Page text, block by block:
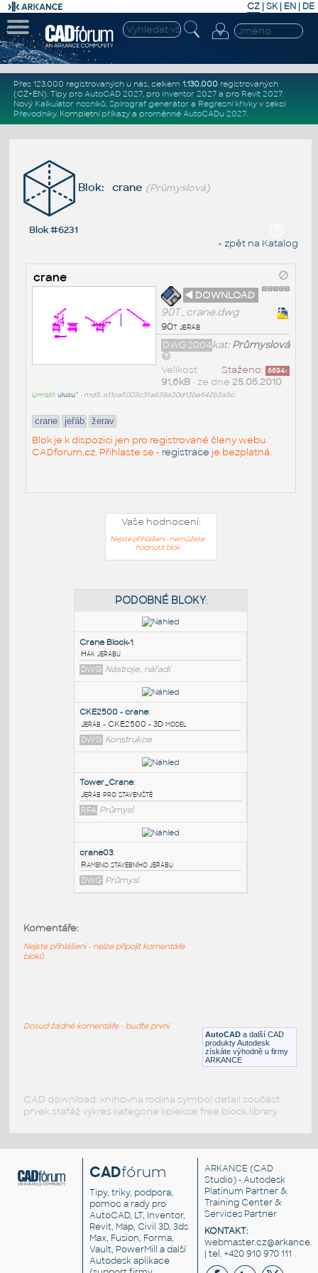
CZ | SK| EN | DE
Přes 123.000 registrovaných u nás, celkem 1.130.000registrovaných
(CZ+EN). Tipy pro AutoCAD 2027, pro Inventor 2027a pro Revit 2027.
Nový Kalkulátor nosníků, Spirograf generátor a Regresní křivkyv sekci
Převodníky. Kompletní příkazya proměnné AutoCADu 2027.
Blok: crane (Průmyslová)
Blok #6231
« zpět na Katalog
crane
◄ DOWNLOAD
90T_crane.dwg
90t jeřáb
kat:Průmyslová
DWG2004
Staženo: 6694x
Velikost
91,6kB• ze dne 25.05.2010
Umístil:ulusu^ • md5: a11ca5003c3fa638a30d13ba642b3a5c
crane jeřáb žerav
Blok je k dispozici jen pro registrované členy webu
CADforum.cz. Přihlaste se - registrace je bezplatná.
Vaše hodnocení:
Nejste přihlášeni - nemůžete
hodnotit blok
PODOBNÉ BLOKY
Crane Block-1:
DWG Nástroje, nářadí
CKE2500 - crane:
Jeřáb - CKE2500 - 3D model
DWG Konstrukce
RFA Průmysl
AutoCAD a další CAD
produkty Autodesk
získáte výhodně u firmy
ARKANCE
Komentáře:
Nejste přihlášeni - nelze připojit komentáře
bloků
Dosud žádné komentáře - buďte první
CAD download: knihovna rodina symbol detail součást
prvek stafáž výkres kategorie kolekce free block library
CADfórum
Tipy, triky, podpora,
pomoc a rady pro
AutoCAD, LT, Inventor,
Revit, Map, Civil 3D, 3ds
Max, Fusion, Forma,
Vault, PowerMill a další
Autodesk aplikace
ARKANCE (CAD
Studio) - Autodesk
Platinum Partner &
Training Center &
Services Partner
KONTAKT:
| tel. +420 910 970 111